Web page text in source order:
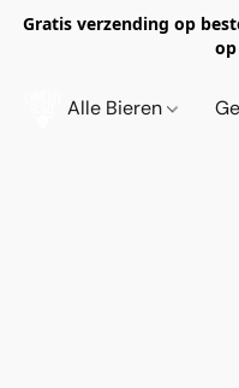
Gratis verzending op
Alle Bieren